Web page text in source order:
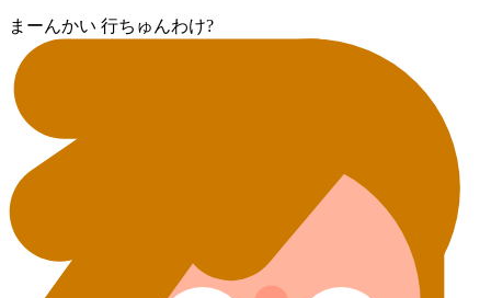
まー⁠んかい 行ちゅん⁠わけ?